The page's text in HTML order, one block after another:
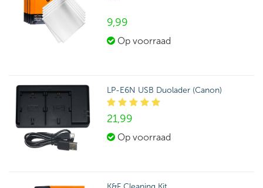
9,99
Op voorraad
LP-E6N USB Duolader (Canon)
21,99
Op voorraad